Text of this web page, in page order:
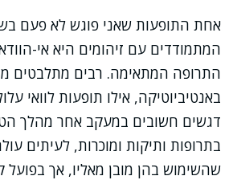
אחת התופעות שאני פוגש לא פעם
המתמודדים עם זיהומים היא אי-
התרופה המתאימה. רבים מתלבטים
באנטיביוטיקה, אילו תופעות לוואי
דגשים חשובים במעקב אחר מהלך
בתרופות ותיקות ומוכרות, לעיתים
שהשימוש בהן מובן מאליו, אך בפועל